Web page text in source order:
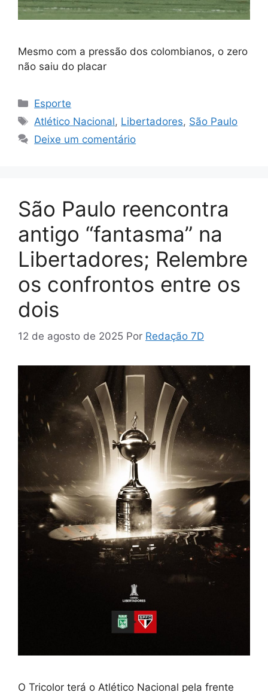
Mesmo com a pressão dos colombianos, o zero
não saiu do placar
Categorias
Esporte
Tags
Atlético Nacional, Libertadores, São Paulo
Deixe um comentário
São Paulo reencontra
antigo “fantasma” na
Libertadores; Relembre
os confrontos entre os
dois
12 de agosto de 2025 Por Redação 7D
O Tricolor terá o Atlético Nacional pela frente